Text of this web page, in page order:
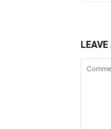
LEAVE